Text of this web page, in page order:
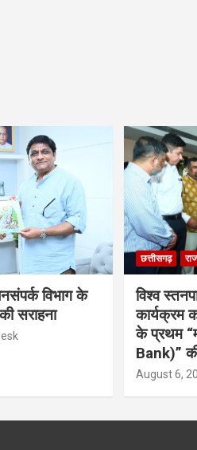
विभाग के
सराहना
छत्तीसगढ़
विश्व
कार्यक्रम
के प्रथम
Bank)”
August 6,